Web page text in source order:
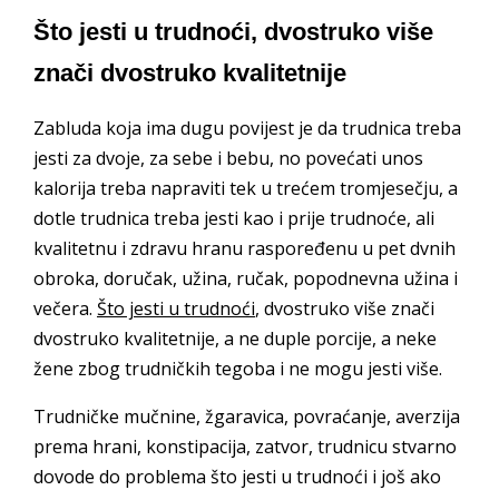
Što jesti u trudnoći, dvostruko više
znači dvostruko kvalitetnije
Zabluda koja ima dugu povijest je da trudnica treba
jesti za dvoje, za sebe i bebu, no povećati unos
kalorija treba napraviti tek u trećem tromjesečju, a
dotle trudnica treba jesti kao i prije trudnoće, ali
kvalitetnu i zdravu hranu raspoređenu u pet dvnih
obroka, doručak, užina, ručak, popodnevna užina i
večera. Što jesti u trudnoći, dvostruko više znači
dvostruko kvalitetnije, a ne duple porcije, a neke
žene zbog trudničkih tegoba i ne mogu jesti više.
Trudničke mučnine, žgaravica, povraćanje, averzija
prema hrani, konstipacija, zatvor, trudnicu stvarno
dovode do problema što jesti u trudnoći i još ako